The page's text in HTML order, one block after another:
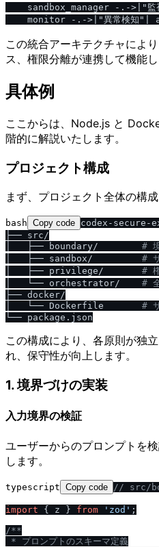
sandbox_manager -.->|"監
この統合アーキテクチャによ
ス、権限分離が連携して機能
具体例
ここからは、Node.js と
階的に解説いたします。
プロジェクト構成
まず、プロジェクト全体の構
bash Copy code codex-secure-
├── src/
│   ├── boundary/ #
│   ├── sandbox/ #
│   ├── privilege/ #
│   └── orchestrator/ #
├── docker/
│   └── Dockerfile #
この構成により、各原則が独
れ、保守性が向上します。
1. 境界づけの実装
入力境界の検証
ユーザーからのプロンプトを
します。
typescript Copy code / / src /
import { z } from 'zod' ;
/**
* プロンプトのスキーマ定義